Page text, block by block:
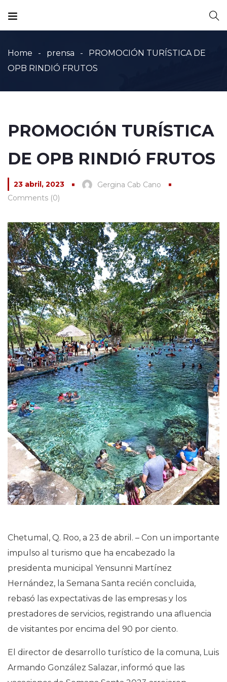
Home prensa
PROMOCIÓN TURÍSTICA DE
OPB RINDIÓ FRUTOS
PROMOCIÓN TURÍSTICA
DE OPB RINDIÓ FRUTOS
23 abril, 2023
Gergina Cab Cano
Comments (0)
Chetumal, Q. Roo, a 23 de abril. – Con un importante
impulso al turismo que ha encabezado la
presidenta municipal Yensunni Martínez
Hernández, la Semana Santa recién concluida,
rebasó las expectativas de las empresas y los
prestadores de servicios, registrando una afluencia
de visitantes por encima del 90 por ciento.
El director de desarrollo turístico de la comuna, Luis
Armando González Salazar, informó que las